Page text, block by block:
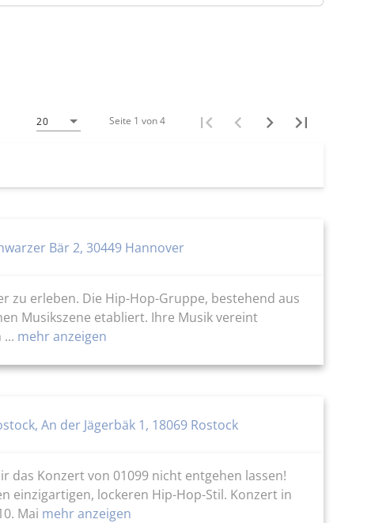
20 Seite 1 von 4
Bär 2, 30449 Hannover
zu erleben. Die Hip-Hop-Gruppe, bestehend aus
Musikszene etabliert. Ihre Musik vereint
mehr anzeigen
An der Jägerbäk 1, 18069 Rostock
das Konzert von 01099 nicht entgehen lassen!
einzigartigen, lockeren Hip-Hop-Stil. Konzert in
Mai mehr anzeigen